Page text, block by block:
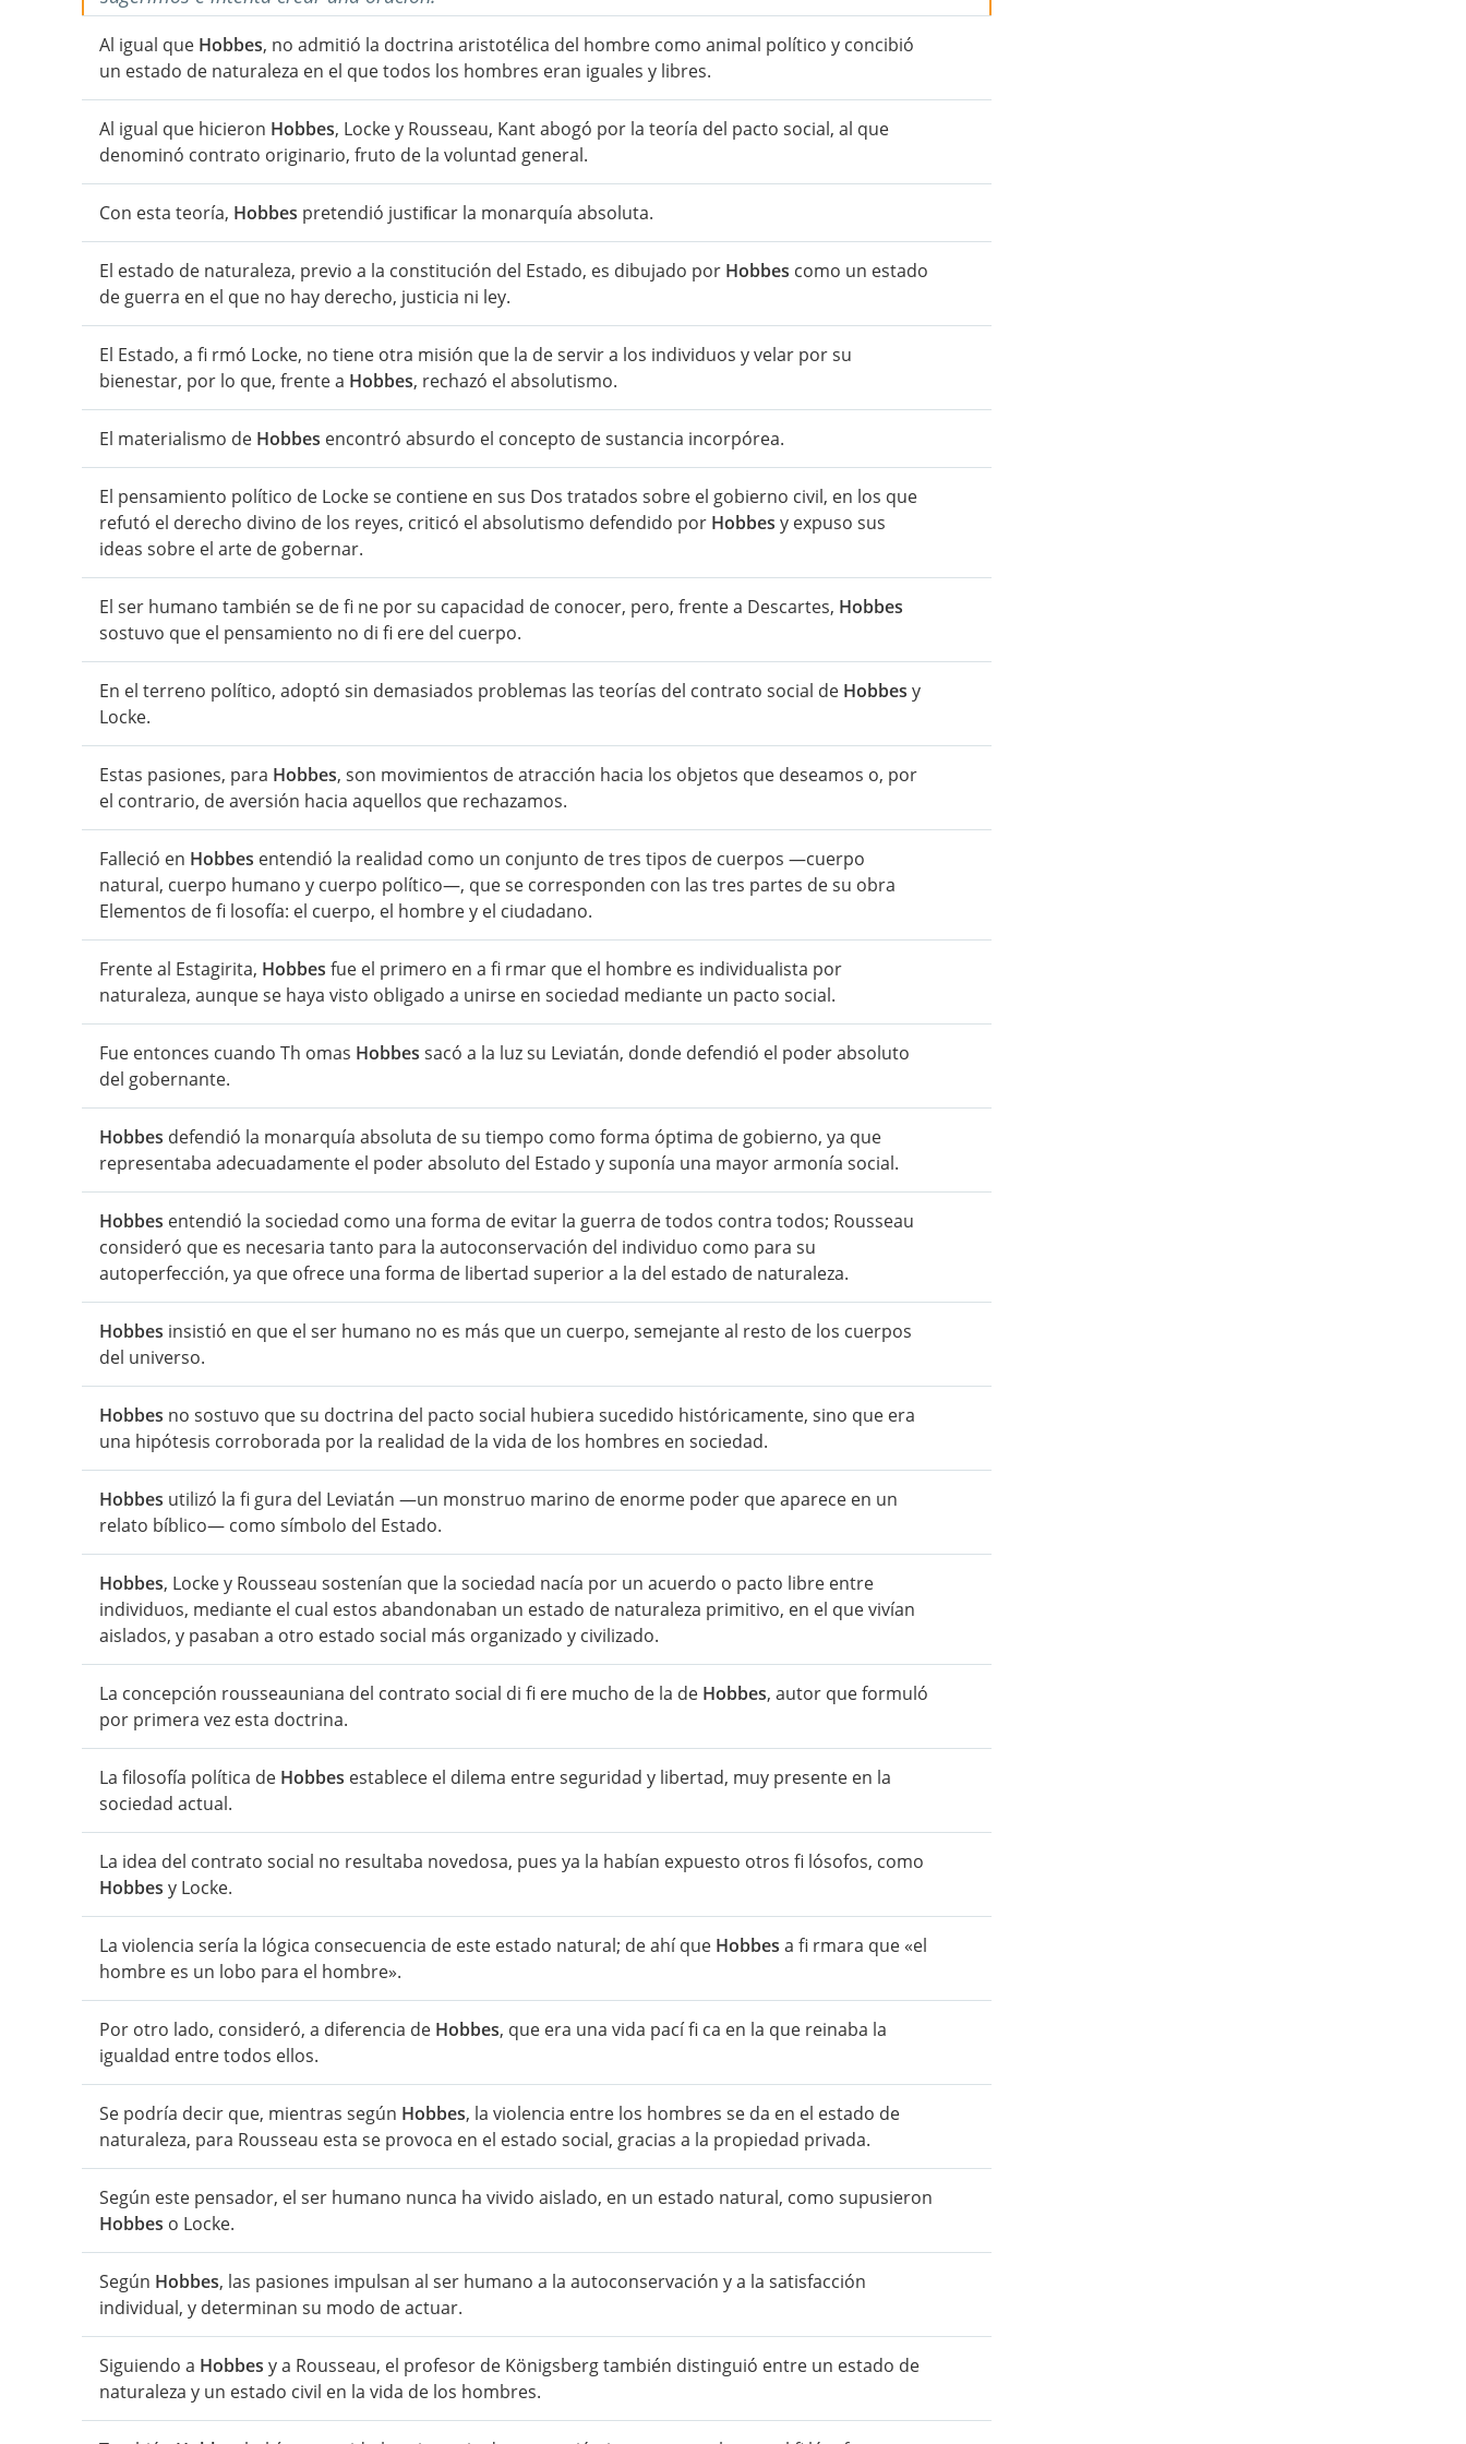
Al igual que Hobbes, no admitió la doctrina aristotélica del hombre como animal político y concibió
un estado de naturaleza en el que todos los hombres eran iguales y libres.
Al igual que hicieron Hobbes, Locke y Rousseau, Kant abogó por la teoría del pacto social, al que
denominó contrato originario, fruto de la voluntad general.
Con esta teoría, Hobbes pretendió justiﬁcar la monarquía absoluta.
El estado de naturaleza, previo a la constitución del Estado, es dibujado por Hobbes como un estado
de guerra en el que no hay derecho, justicia ni ley.
El Estado, a fi rmó Locke, no tiene otra misión que la de servir a los individuos y velar por su
bienestar, por lo que, frente a Hobbes, rechazó el absolutismo.
El materialismo de Hobbes encontró absurdo el concepto de sustancia incorpórea.
El pensamiento político de Locke se contiene en sus Dos tratados sobre el gobierno civil, en los que
refutó el derecho divino de los reyes, criticó el absolutismo defendido por Hobbes y expuso sus
ideas sobre el arte de gobernar.
El ser humano también se de fi ne por su capacidad de conocer, pero, frente a Descartes, Hobbes
sostuvo que el pensamiento no di fi ere del cuerpo.
En el terreno político, adoptó sin demasiados problemas las teorías del contrato social de Hobbes y
Locke.
Estas pasiones, para Hobbes, son movimientos de atracción hacia los objetos que deseamos o, por
el contrario, de aversión hacia aquellos que rechazamos.
Falleció en Hobbes entendió la realidad como un conjunto de tres tipos de cuerpos —cuerpo
natural, cuerpo humano y cuerpo político—, que se corresponden con las tres partes de su obra
Elementos de fi losofía: el cuerpo, el hombre y el ciudadano.
Frente al Estagirita, Hobbes fue el primero en a fi rmar que el hombre es individualista por
naturaleza, aunque se haya visto obligado a unirse en sociedad mediante un pacto social.
Fue entonces cuando Th omas Hobbes sacó a la luz su Leviatán, donde defendió el poder absoluto
del gobernante.
Hobbes defendió la monarquía absoluta de su tiempo como forma óptima de gobierno, ya que
representaba adecuadamente el poder absoluto del Estado y suponía una mayor armonía social.
Hobbes entendió la sociedad como una forma de evitar la guerra de todos contra todos; Rousseau
consideró que es necesaria tanto para la autoconservación del individuo como para su
autoperfección, ya que ofrece una forma de libertad superior a la del estado de naturaleza.
Hobbes insistió en que el ser humano no es más que un cuerpo, semejante al resto de los cuerpos
del universo.
Hobbes no sostuvo que su doctrina del pacto social hubiera sucedido históricamente, sino que era
una hipótesis corroborada por la realidad de la vida de los hombres en sociedad.
Hobbes utilizó la fi gura del Leviatán —un monstruo marino de enorme poder que aparece en un
relato bíblico— como símbolo del Estado.
Hobbes, Locke y Rousseau sostenían que la sociedad nacía por un acuerdo o pacto libre entre
individuos, mediante el cual estos abandonaban un estado de naturaleza primitivo, en el que vivían
aislados, y pasaban a otro estado social más organizado y civilizado.
La concepción rousseauniana del contrato social di fi ere mucho de la de Hobbes, autor que formuló
por primera vez esta doctrina.
La filosofía política de Hobbes establece el dilema entre seguridad y libertad, muy presente en la
sociedad actual.
La idea del contrato social no resultaba novedosa, pues ya la habían expuesto otros fi lósofos, como
Hobbes y Locke.
La violencia sería la lógica consecuencia de este estado natural; de ahí que Hobbes a fi rmara que «el
hombre es un lobo para el hombre».
Por otro lado, consideró, a diferencia de Hobbes, que era una vida pací fi ca en la que reinaba la
igualdad entre todos ellos.
Se podría decir que, mientras según Hobbes, la violencia entre los hombres se da en el estado de
naturaleza, para Rousseau esta se provoca en el estado social, gracias a la propiedad privada.
Según este pensador, el ser humano nunca ha vivido aislado, en un estado natural, como supusieron
Hobbes o Locke.
Según Hobbes, las pasiones impulsan al ser humano a la autoconservación y a la satisfacción
individual, y determinan su modo de actuar.
Siguiendo a Hobbes y a Rousseau, el profesor de Königsberg también distinguió entre un estado de
naturaleza y un estado civil en la vida de los hombres.